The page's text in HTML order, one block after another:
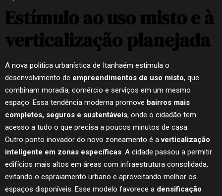
Estímulo ao uso misto e à
verticalização planejada
A nova política urbanística de Itanhaém estimula o
desenvolvimento de empreendimentos de uso misto, que
combinam moradia, comércio e serviços em um mesmo
espaço. Essa tendência moderna promove bairros mais
completos, seguros e sustentáveis, onde o cidadão tem
acesso a tudo o que precisa a poucos minutos de casa.
Outro ponto inovador do novo zoneamento é averticalização
inteligente em zonas específicas. A cidade passou a permitir
edifícios mais altos em áreas com infraestrutura consolidada,
evitando o espraiamento urbano e aproveitando melhor os
espaços disponíveis. Esse modelo favorece a densificação